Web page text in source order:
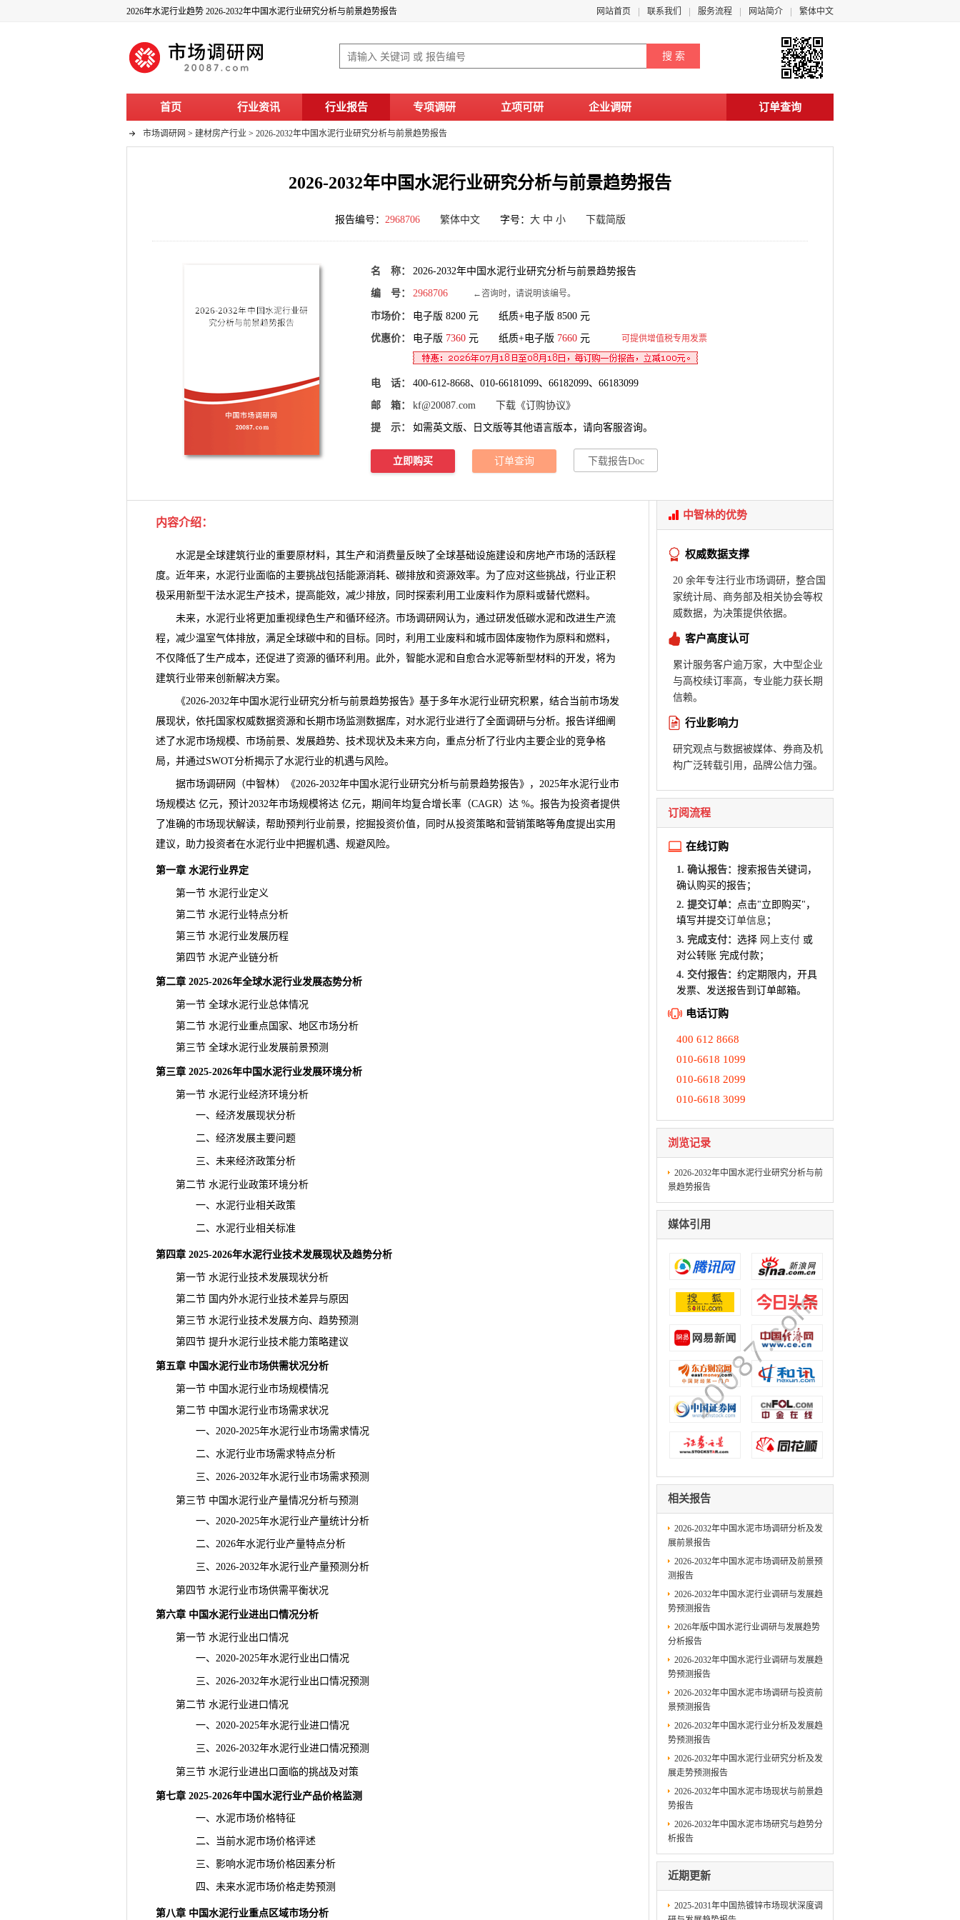
2026年水泥行业趋势 2026-2032年中国水泥行业研究分析与前景趋势报告 网站首页 联系我们 服务流程 网站简介 繁体中文
首页 行业资讯 行业报告 专项调研 立项可研 企业调研 订单查询
市场调研网 > 建材房产行业 > 2026-2032年中国水泥行业研究分析与前景趋势报告
2026-2032年中国水泥行业研究分析与前景趋势报告
报告编号： 2968706 繁体中文字号： 大 中 小 下载简版
名 称： 2026-2032年中国水泥行业研究分析与前景趋势报告
编 号： 2968706 ←咨询时，请说明该编号。
市场价： 电子版 8200 元 纸质+电子版 8500 元
优惠价： 电子版 7360 元 纸质+电子版 7660 元 可提供增值税专用发票
电 话： 400-612-8668、010-66181099、66182099、66183099
邮 箱： kf@20087.com 下载《订购协议》
提 示： 如需英文版、日文版等其他语言版本，请向客服咨询。
立即购买 订单查询 下载报告Doc
内容介绍：
水泥是全球建筑行业的重要原材料，其生产和消费量反映了全球基础设施建设和房地产市场的活跃程
度。近年来，水泥行业面临的主要挑战包括能源消耗、碳排放和资源效率。为了应对这些挑战，行业正积
极采用新型干法水泥生产技术，提高能效，减少排放，同时探索利用工业废料作为原料或替代燃料。
未来，水泥行业将更加重视绿色生产和循环经济。 市场调研网 认为，通过研发低碳水泥和改进生产流
程，减少温室气体排放，满足全球碳中和的目标。同时，利用工业废料和城市固体废物作为原料和燃料，
不仅降低了生产成本，还促进了资源的循环利用。此外，智能水泥和自愈合水泥等新型材料的开发，将为
建筑行业带来创新解决方案。
《2026-2032年中国水泥行业研究分析与前景趋势报告》基于多年水泥行业研究积累，结合当前市场发
展现状，依托国家权威数据资源和长期市场监测数据库，对水泥行业进行了全面调研与分析。报告详细阐
述了水泥市场规模、市场前景、发展趋势、技术现状及未来方向，重点分析了行业内主要企业的竞争格
局，并通过SWOT分析揭示了水泥行业的机遇与风险。
据市场调研网（中智林）《2026-2032年中国水泥行业研究分析与前景趋势报告》，2025年水泥行业市
场规模达 亿元，预计2032年市场规模将达 亿元，期间年均复合增长率（CAGR）达 %。报告为投资者提供
了准确的市场现状解读，帮助预判 行业前景，挖掘投资价值，同时从投资策略和营销策略等角度提出实用
建议，助力投资者在水泥行业中把握机遇、规避风险。
第一章 水泥行业界定
第一节 水泥行业定义
第二节 水泥行业特点分析
第三节 水泥行业发展历程
第四节 水泥产业链分析
第二章 2025-2026年全球水泥行业发展态势分析
第一节 全球水泥行业总体情况
第二节 水泥行业重点国家、地区市场分析
第三节 全球水泥行业发展前景预测
第三章 2025-2026年中国水泥行业发展环境分析
第一节 水泥行业经济环境分析
一、经济发展现状分析
二、经济发展主要问题
三、未来经济政策分析
第二节 水泥行业政策环境分析
一、水泥行业相关政策
二、水泥行业相关标准
第四章 2025-2026年水泥行业技术发展现状及趋势分析
第一节 水泥行业技术发展现状分析
第二节 国内外水泥行业技术差异与原因
第三节 水泥行业技术发展方向、趋势预测
第四节 提升水泥行业技术能力策略建议
第五章 中国水泥行业市场供需状况分析
第一节 中国水泥行业市场规模情况
第二节 中国水泥行业市场需求状况
一、2020-2025年水泥行业市场需求情况
二、水泥行业市场需求特点分析
三、2026-2032年水泥行业市场需求预测
第三节 中国水泥行业产量情况分析与预测
一、2020-2025年水泥行业产量统计分析
二、2026年水泥行业产量特点分析
三、2026-2032年水泥行业产量预测分析
第四节 水泥行业市场供需平衡状况
第六章 中国水泥行业进出口情况分析
第一节 水泥行业出口情况
一、2020-2025年水泥行业出口情况
三、2026-2032年水泥行业出口情况预测
第二节 水泥行业进口情况
一、2020-2025年水泥行业进口情况
三、2026-2032年水泥行业进口情况预测
第三节 水泥行业进出口面临的挑战及对策
第七章 2025-2026年中国水泥行业产品价格监测
一、水泥市场价格特征
二、当前水泥市场价格评述
三、影响水泥市场价格因素分析
四、未来水泥市场价格走势预测
第八章 中国水泥行业重点区域市场分析
中智林的优势
权威数据支撑
20 余年专注行业市场调研，整合国
家统计局、商务部及相关协会等权
威数据，为决策提供依据。
客户高度认可
累计服务客户逾万家，大中型企业
与高校续订率高，专业能力获长期
信赖。
行业影响力
研究观点与数据被媒体、券商及机
构广泛转载引用，品牌公信力强。
订阅流程
在线订购
1. 确认报告： 搜索报告关键词，
确认购买的报告；
2. 提交订单： 点击"立即购买"，
填写并提交订单信息 ；
3. 完成支付： 选择 网上支付 或
对公转账 完成付款；
4. 交付报告： 约定期限内，开具
发票、发送报告到订单邮箱。
电话订购
400 612 8668
010-6618 1099
010-6618 2099
010-6618 3099
浏览记录
2026-2032年中国水泥行业研究分析与前
景趋势报告
媒体引用
相关报告
2026-2032年中国水泥市场调研分析及发
展前景报告
2026-2032年中国水泥市场调研及前景预
测报告
2026-2032年中国水泥行业调研与发展趋
势预测报告
2026年版中国水泥行业调研与发展趋势
分析报告
2026-2032年中国水泥行业调研与发展趋
势预测报告
2026-2032年中国水泥市场调研与投资前
景预测报告
2026-2032年中国水泥行业分析及发展趋
势预测报告
2026-2032年中国水泥行业研究分析及发
展走势预测报告
2026-2032年中国水泥市场现状与前景趋
势报告
2026-2032年中国水泥市场研究与趋势分
析报告
近期更新
2025-2031年中国热镀锌市场现状深度调